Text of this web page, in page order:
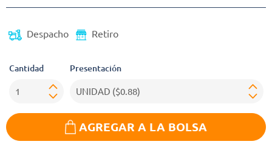
Despacho Retiro
Cantidad Presentación
AGREGAR A LA BOLSA